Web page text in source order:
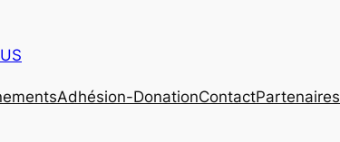
Adhésion-DonationContactPartenaires